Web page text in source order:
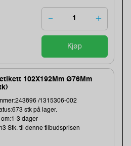
Kjøp
102X192Mm Ø76Mm
/1315306-002
stk på lager.
3 dager
Stk. til denne tilbudsprisen